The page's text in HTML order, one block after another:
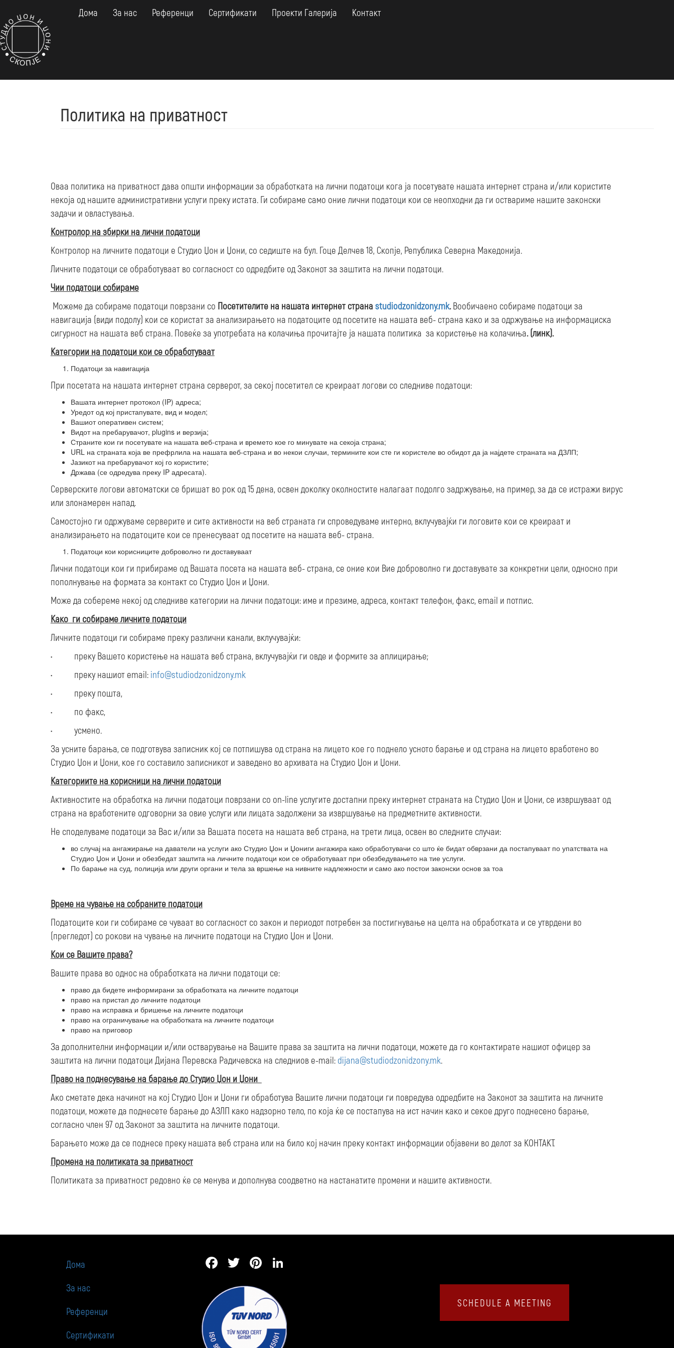
main
content
Дома За нас Референци Сертификати Проекти Галерија Контакт
Политика на приватност
Оваа политика на приватност дава општи информации за обработката на лични податоци кога ја посетувате нашата интернет страна и/или користите
некоја од нашите административни услуги преку истата. Ги собираме само оние лични податоци кои се неопходни да ги оствариме нашите законски
задачи и овластувања.
Контролор на збирки на лични податоци
Контролор на личните податоци е Студио Џон и Џони, со седиште на бул. Гоце Делчев 18, Скопје, Република Северна Македонија.
Личните податоци се обработуваат во согласност со одредбите од Законот за заштита на лични податоци.
Чии податоци собираме
Можеме да собираме податоци поврзани со Посетителите на нашата интернет страна studiodzonidzony.mk.Вообичаено собираме податоци за
навигација (види подолу) кои се користат за анализирањето на податоците од посетите на нашата веб- страна како и за одржување на информациска
сигурност на нашата веб страна. Повеќе за употребата на колачиња прочитајте ја нашата политика за користење на колачиња. (линк).
Категории на податоци кои се обработуваат
Податоци за навигација
При посетата на нашата интернет страна серверот, за секој посетител се креираат логови со следниве податоци:
Вашата интернет протокол (IP) адреса;
Уредот од кој пристапувате, вид и модел;
Вашиот оперативен систем;
Видот на пребарувачот, plugins и верзија;
Страните кои ги посетувате на нашата веб-страна и времето кое го минувате на секоја страна;
URL на страната која ве префрлила на нашата веб-страна и во некои случаи, термините кои сте ги користеле во обидот да ја најдете страната на ДЗЛП;
Јазикот на пребарувачот кој го користите;
Држава (се одредува преку IP адресата).
Серверските логови автоматски се бришат во рок од 15 дена, освен доколку околностите налагаат подолго задржување, на пример, за да се истражи вирус
или злонамерен напад.
Самостојно ги одржуваме серверите и сите активности на веб страната ги спроведуваме интерно, вклучувајќи ги логовите кои се креираат и
анализирањето на податоците кои се пренесуваат од посетите на нашата веб- страна.
Податоци кои корисниците доброволно ги доставуваат
Лични податоци кои ги прибираме од Вашата посета на нашата веб- страна, се оние кои Вие доброволно ги доставувате за конкретни цели, односно при
пополнување на формата за контакт со Студио Џон и Џони.
Може да собереме некој од следниве категории на лични податоци: име и презиме, адреса, контакт телефон, факс, email и потпис.
Како ги собираме личните податоци
Личните податоци ги собираме преку различни канали, вклучувајќи:
• преку Вашето користење на нашата веб страна, вклучувајќи ги овде и формите за аплицирање;
• преку нашиот email: info@studiodzonidzony.mk
• преку пошта,
• по факс,
• усмено.
За усните барања, се подготвува записник кој се потпишува од страна на лицето кое го поднело усното барање и од страна на лицето вработено во
Студио Џон и Џони, кое го составило записникот и заведено во архивата на Студио Џон и Џони.
Категориите на корисници на лични податоци
Активностите на обработка на лични податоци поврзани со on-line услугите достапни преку интернет страната на Студио Џон и Џони, се извршуваат од
страна на вработените одговорни за овие услуги или лицата задолжени за извршување на предметните активности.
Не споделуваме податоци за Вас и/или за Вашата посета на нашата веб страна, на трети лица, освен во следните случаи:
во случај на ангажирање на даватели на услуги ако Студио Џон и Џониги ангажира како обработувачи со што ќе бидат обврзани да постапуваат по упатствата на
Студио Џон и Џони и обезбедат заштита на личните податоци кои се обработуваат при обезбедувањето на тие услуги.
По барање на суд, полиција или други органи и тела за вршење на нивните надлежности и само ако постои законски основ за тоа
Време на чување на собраните податоци
Податоците кои ги собираме се чуваат во согласност со закон и периодот потребен за постигнување на целта на обработката и се утврдени во
(прегледот) со рокови на чување на личните податоци на Студио Џон и Џони.
Кои се Вашите права?
Вашите права во однос на обработката на лични податоци се:
право да бидете информирани за обработката на личните податоци
право на пристап до личните податоци
право на исправка и бришење на личните податоци
право на ограничување на обработката на личните податоци
право на приговор
За дополнителни информации и/или остварување на Вашите права за заштита на лични податоци, можете да го контактирате нашиот офицер за
заштита на лични податоци Дијана Перевска Радичевска на следниов e-mail: dijana@studiodzonidzony.mk.
Право на поднесување на барање до Студио Џон и Џони
Ако сметате дека начинот на кој Студио Џон и Џони ги обработува Вашите лични податоци ги повредува одредбите на Законот за заштита на личните
податоци, можете да поднесете барање до АЗЛП како надзорно тело, по која ќе се постапува на ист начин како и секое друго поднесено барање,
согласно член 97 од Законот за заштита на личните податоци.
Барањето може да се поднесе преку нашата веб страна или на било кој начин преку контакт информации објавени во делот за КОНТАКТ.
Промена на политиката за приватност
Политиката за приватност редовно ќе се менува и дополнува соодветно на настанатите промени и нашите активности.
Дома
За нас
Референци
Сертификати
FacebookTwitter Pinterest
SCHEDULE A MEETING